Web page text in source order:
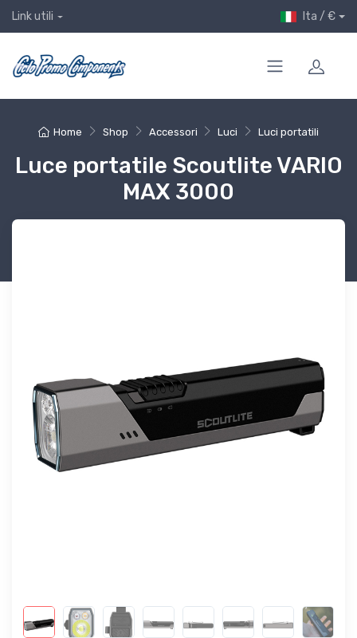
Link utili Ita / €
Home Shop Accessori Luci Luci portatili
Luce portatile Scoutlite VARIO
MAX 3000